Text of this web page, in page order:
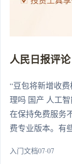
人民日报评
“豆包将新增收
理吗 国产 人工
在保持免费服务
费专业版本。有
入门文档07·07